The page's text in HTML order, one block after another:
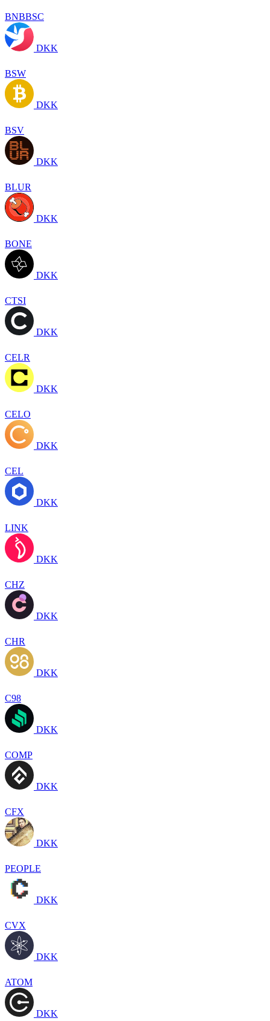
BNBBSC
DKK
BSW
DKK
BSV
DKK
BLUR
DKK
BONE
DKK
CTSI
DKK
CELR
DKK
CELO
DKK
CEL
DKK
LINK
DKK
CHZ
DKK
CHR
DKK
C98
DKK
COMP
DKK
CFX
DKK
PEOPLE
DKK
CVX
DKK
ATOM
DKK